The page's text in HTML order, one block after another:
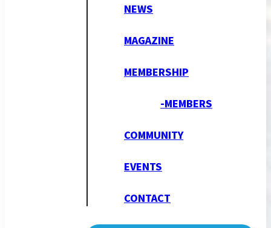
NEWS
MAGAZINE
MEMBERSHIP
-MEMBERS
COMMUNITY
EVENTS
CONTACT